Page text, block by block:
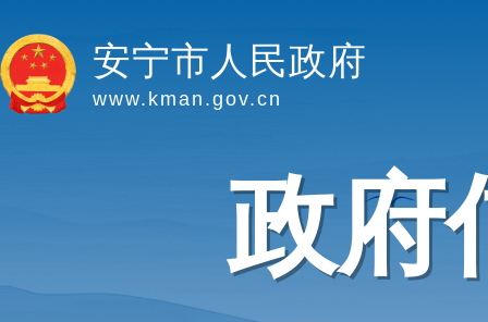
安宁市人民政府
www.kman.gov.cn
政府